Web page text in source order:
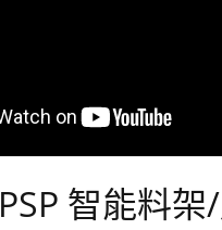
PSP 智能料